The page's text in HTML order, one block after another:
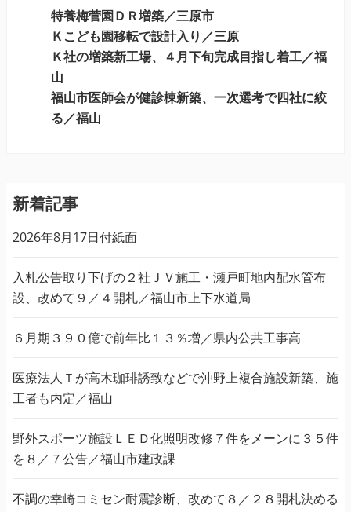
特養梅菅園ＤＲ増築／三原市
Ｋこども園移転で設計入り／三原
Ｋ社の増築新工場、４月下旬完成目指し着工／福
山
福山市医師会が健診棟新築、一次選考で四社に絞
る／福山
新着記事
2026年8月17日付紙面
入札公告取り下げの２社ＪＶ施工・瀬戸町地内配水管布
設、改めて９／４開札／福山市上下水道局
６月期３９０億で前年比１３％増／県内公共工事高
医療法人Ｔが高木珈琲誘致などで沖野上複合施設新築、施
工者も内定／福山
野外スポーツ施設ＬＥＤ化照明改修７件をメーンに３５件
を８／７公告／福山市建政課
不調の幸崎コミセン耐震診断、改めて８／２８開札決める